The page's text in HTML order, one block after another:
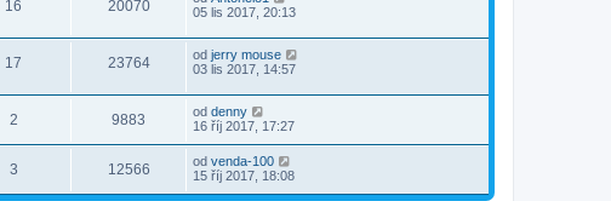
16 20070
05 lis 2017, 20:13
17 23764 od jerry mouse
03 lis 2017, 14:57
2 9883 od denny
16 říj 2017, 17:27
3 12566 od venda-100
15 říj 2017, 18:08